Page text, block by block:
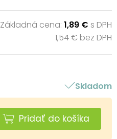
Základná cena: 1,89 € s DPH
1,54 € bez DPH
Skladom
Pridať do košíka